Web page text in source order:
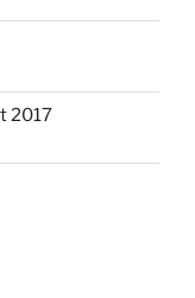
2017